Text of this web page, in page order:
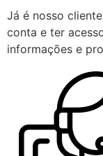
Já é nosso
conta e ter
informações e